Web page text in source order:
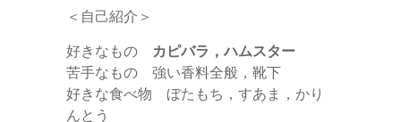
＜自己紹介＞
好きなもの カピバラ，ハムスター
苦手なもの 強い香料全般，靴下
好きな食べ物 ぼたもち，すあま，かり
んとう